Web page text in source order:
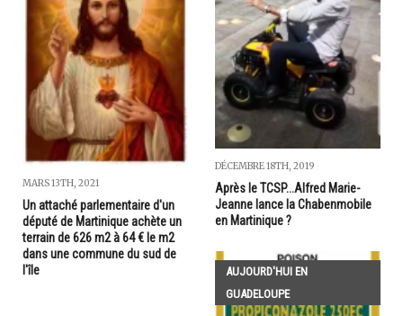
MARS 13TH, 2021
Un attaché parlementaire d'un
député de Martinique achète un
terrain de 626 m2 à 64 € le m2
dans une commune du sud de
l'île
DÉCEMBRE 18TH, 2019
Après le TCSP...Alfred Marie-
Jeanne lance la Chabenmobile
en Martinique ?
AUJOURD'HUI EN
GUADELOUPE